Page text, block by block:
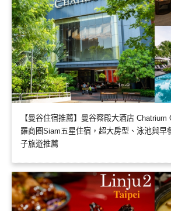
【曼谷住宿推薦】曼谷察殿大酒店
羅商圈Siam五星住宿，超大房型、泳池與早
子旅遊推薦